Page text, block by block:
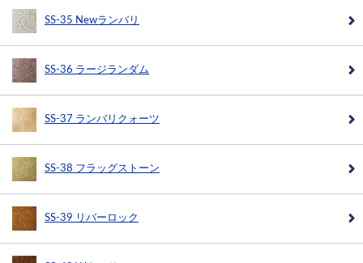
SS-35 Newランバリ
SS-36 ラージランダム
SS-37 ランバリクォーツ
SS-38 フラッグストーン
SS-39 リバーロック